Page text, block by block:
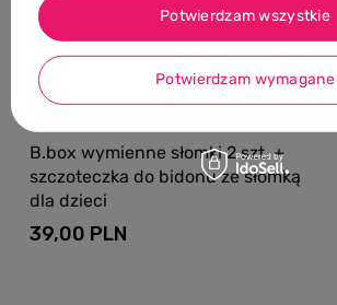
B.box wymienne słomki 2 szt. +
szczoteczka do bidonu ze słomką
dla dzieci
39,00 PLN
Potwierdzam wymagane
Potwierdzam wszystkie